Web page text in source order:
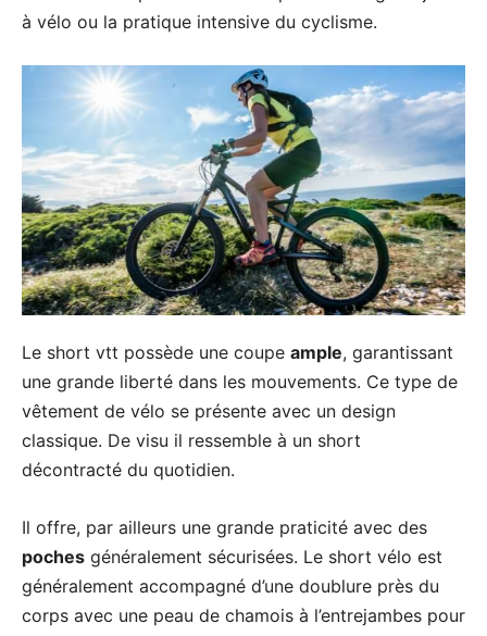
à vélo ou la pratique intensive du cyclisme.
Le short vtt possède une coupe ample, garantissant
une grande liberté dans les mouvements. Ce type de
vêtement de vélo se présente avec un design
classique. De visu il ressemble à un short
décontracté du quotidien.
Il offre, par ailleurs une grande praticité avec des
poches généralement sécurisées. Le short vélo est
généralement accompagné d’une doublure près du
corps avec une peau de chamois à l’entrejambes pour